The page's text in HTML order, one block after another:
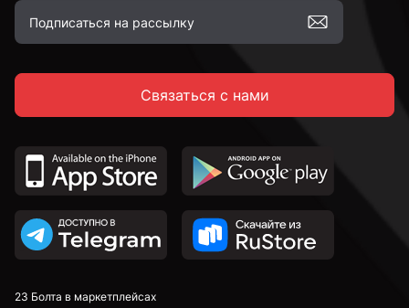
С полной резьбой
С неполной резьбой
DIN 912 с внутренним шестигранником и
цилиндрической головкой
DIN 7991 c потайной головкой и внутренним
шестигранником
DIN 913 установочные с внутренним шестигранником
Связаться с нами
23 Болта в маркетплейсах